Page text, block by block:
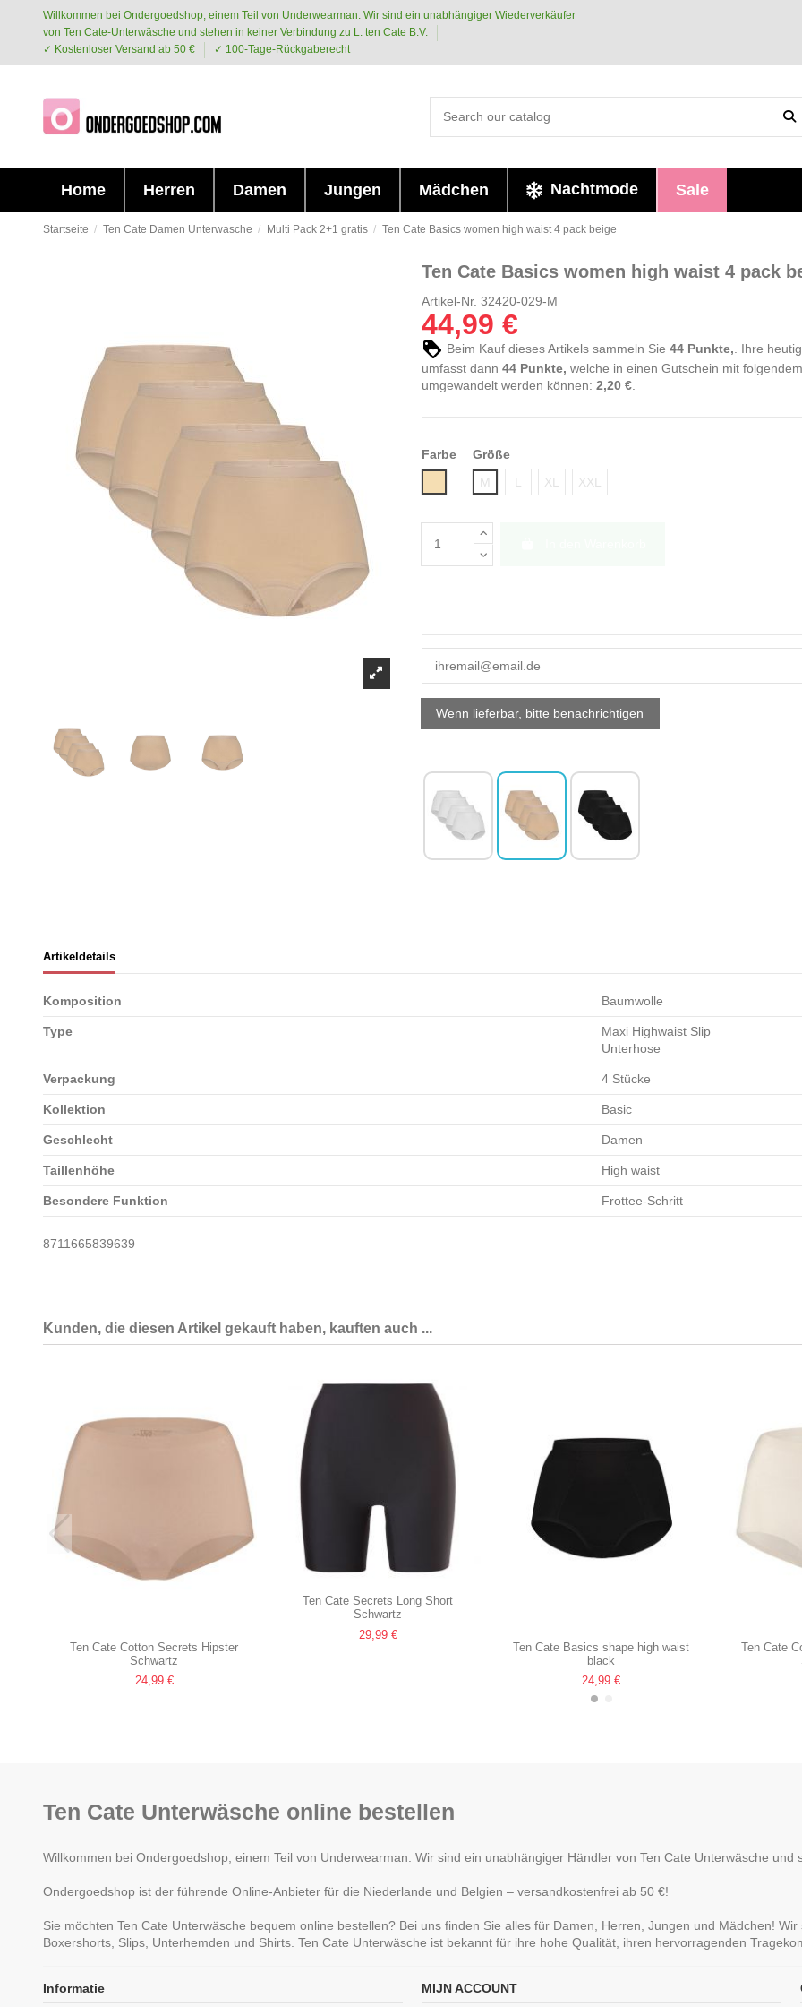
Willkommen bei Ondergoedshop, einem Teil von Underwearman. Wir sind ein unabhängiger Wiederverkäufer
von Ten Cate-Unterwäsche und stehen in keiner Verbindung zu L. ten Cate B.V.
✓ Kostenloser Versand ab 50 €
✓ 100-Tage-Rückgaberecht
Home Herren Damen Jungen Mädchen Nachtmode Sale
Startseite Ten Cate Damen Unterwasche Multi Pack 2+1 gratis Ten Cate Basics women high waist 4 pack beige
Ten Cate Basics women high waist 4 pack
Artikel-Nr. 32420-029-M
44,99 €
Beim Kauf dieses Artikels sammeln Sie 44 Punkte, . Ihre
umfasst dann 44Punkte, welche in einen Gutschein mit
umgewandelt werden können: 2,20 €.
Farbe
huidskleur
Größe
M
L XL XXL
Artikeldetails
Komposition Baumwolle
Type
Maxi Highwaist Slip
Unterhose
Verpackung 4 Stücke
Kollektion Basic
Geschlecht Damen
Taillenhöhe High waist
Besondere Funktion Frottee-Schritt
8711665839639
Kunden, die diesen Artikel gekauft haben, kauften auch ...
Ten Cate Cotton Secrets Hipster
Schwartz
24,99 €
Ten Cate Secrets Long Short
Schwartz
29,99 €
Ten Cate Basics shape high waist
black
24,99 €
Ten Cate
Ten Cate Unterwäsche online bestellen
Willkommen bei Ondergoedshop, einem Teil von Underwearman. Wir sind ein unabhängiger Händler von Ten Cate Unterwäsche und
Ondergoedshop ist der führende Online-Anbieter für die Niederlande und Belgien – versandkostenfrei ab 50 €!
Sie möchten Ten Cate Unterwäsche bequem online bestellen? Bei uns finden Sie alles für Damen, Herren, Jungen und Mädchen!
Boxershorts, Slips, Unterhemden und Shirts. Ten Cate Unterwäsche ist bekannt für ihre hohe Qualität, ihren hervorragenden
Informatie MIJN ACCOUNT